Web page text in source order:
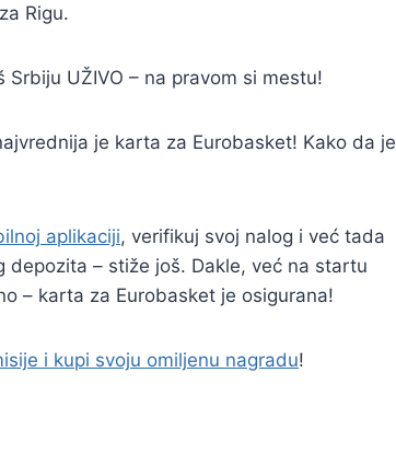
Rigu.
UŽIVO – na pravom si mestu!
je karta za Eurobasket! Kako da je
aplikaciji, verifikuj svoj nalog i već tada
– stiže još. Dakle, već na startu
– karta za Eurobasket je osigurana!
i kupi svoju omiljenu nagradu!